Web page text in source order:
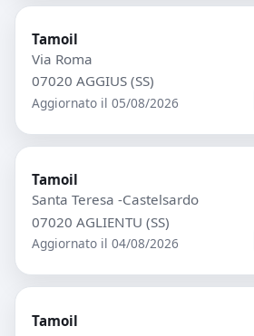
Tamoil
Via Roma
07020 AGGIUS (SS)
Aggiornato il 05/08/2026
Tamoil
Santa Teresa -Castelsardo
07020 AGLIENTU (SS)
Aggiornato il 04/08/2026
Tamoil